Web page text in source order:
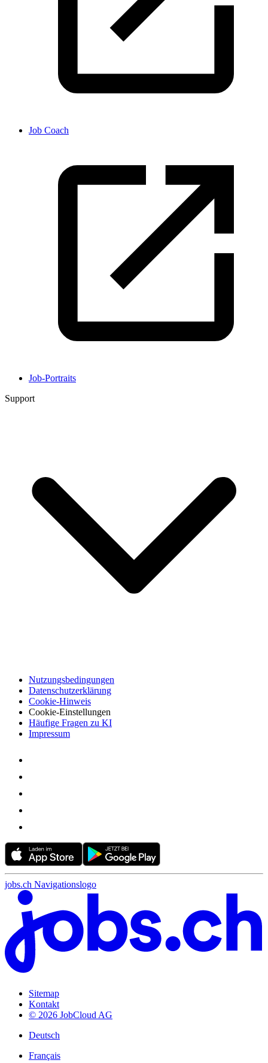
Job Coach
Job-Portraits
Support
Nutzungsbedingungen
Datenschutzerklärung
Cookie-Hinweis
Cookie-Einstellungen
Häufige Fragen zu KI
Impressum
jobs.ch Navigationslogo
Sitemap
Kontakt
© 2026 JobCloud AG
Deutsch
Français